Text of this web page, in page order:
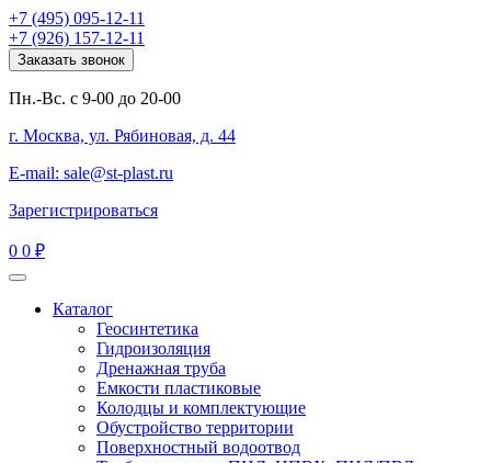
+7 (495) 095-12-11
+7 (926) 157-12-11
Заказать звонок
Пн.-Вс. с 9-00 до 20-00
г. Москва, ул. Рябиновая, д. 44
E-mail: sale@st-plast.ru
Зарегистрироваться
0 0 ₽
Каталог
Геосинтетика
Гидроизоляция
Дренажная труба
Емкости пластиковые
Колодцы и комплектующие
Обустройство территории
Поверхностный водоотвод